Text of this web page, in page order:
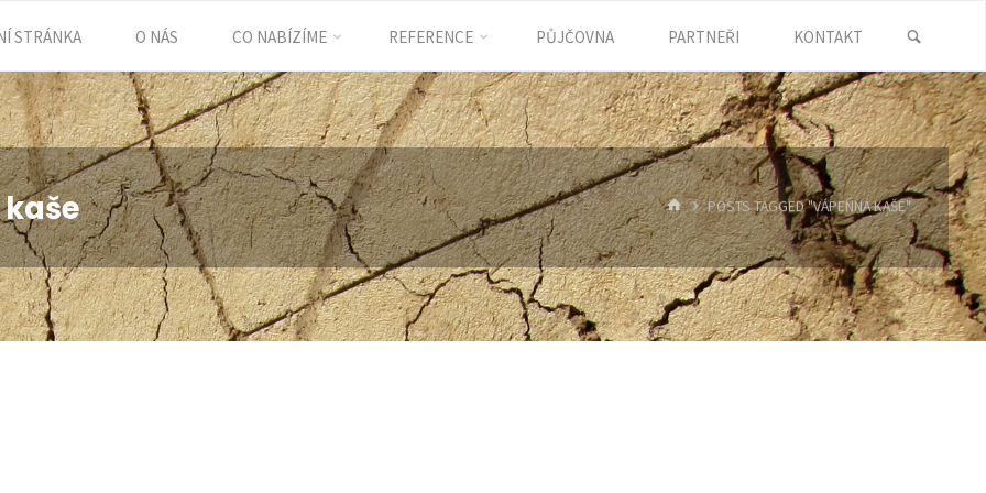
STRÁNKA O NÁS CO NABÍZÍME REFERENCE PŮJČOVNA PARTNEŘI KONTAKT
HOMEPOSTS TAGGED "VÁPENNÁ KAŠE"